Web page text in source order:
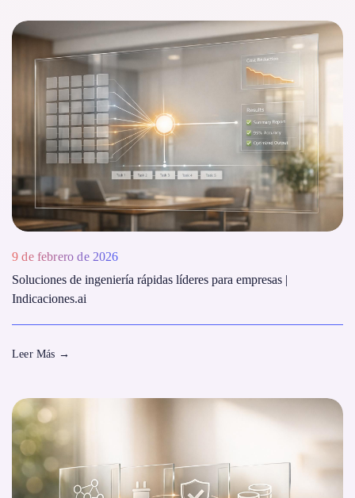
9 de febrero de 2026
Soluciones de ingeniería rápidas líderes para empresas |
Indicaciones.ai
Leer Más →